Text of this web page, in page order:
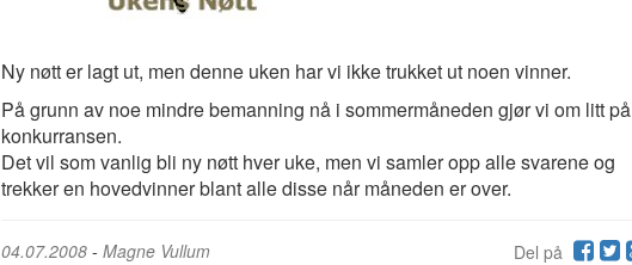
Ny nøtt er lagt ut, men denne uken har vi ikke trukket ut noen vinner.
På grunn av noe mindre bemanning nå i sommermåneden gjør vi om litt på
konkurransen.
Det vil som vanlig bli ny nøtt hver uke, men vi samler opp alle svarene og
trekker en hovedvinner blant alle disse når måneden er over.­
Del på
04.07.2008 - Magne Vullum